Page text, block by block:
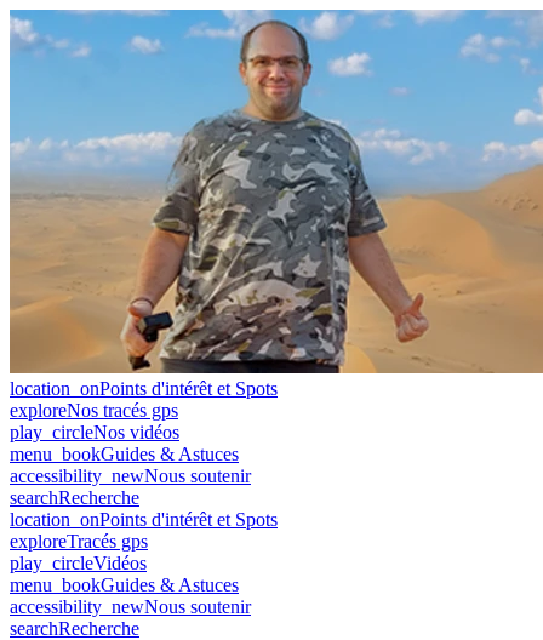
location_onPoints d'intérêt et Spots
exploreNos tracés gps
play_circleNos vidéos
menu_bookGuides & Astuces
accessibility_newNous soutenir
searchRecherche
location_onPoints d'intérêt et Spots
exploreTracés gps
play_circleVidéos
menu_bookGuides & Astuces
accessibility_newNous soutenir
searchRecherche